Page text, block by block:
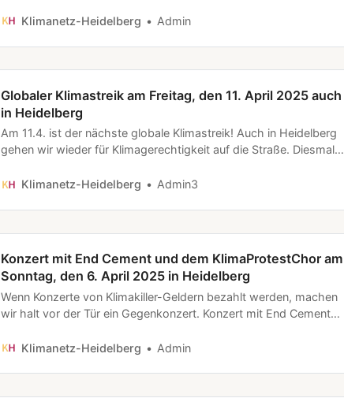
Gemeinschaftsraum der Woge in der Rheinstraße 5, 69126
Klimanetz-Heidelberg Admin
Globaler Klimastreik am Freitag, den 11. April 2025 auch
in Heidelberg
Am 11.4. ist der nächste globale Klimastreik! Auch in Heidelberg
gehen wir wieder für Klimagerechtigkeit auf die Straße. Diesmal
@end.cement Bündnis, und demonstrieren auch für eine
Klimanetz-Heidelberg Admin3
Konzert mit End Cement und dem KlimaProtestChor am
Sonntag, den 6. April 2025 in Heidelberg
Wenn Konzerte von Klimakiller-Geldern bezahlt werden, machen
wir halt vor der Tür ein Gegenkonzert. Konzert mit End Cement
Heidelberg um 18:30 Uhr auf dem Uni-Platz in Heidelberg.
Klimanetz-Heidelberg Admin